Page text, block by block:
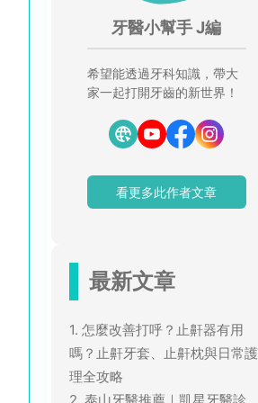
牙醫小幫手 J編
希望能透過牙科知識，帶大
家一起打開牙齒的新世界！
看更多此作者文章
最新文章
1. 怎麼改善打呼？止鼾器有用
嗎？止鼾牙套、止鼾枕與日常護
理全攻略